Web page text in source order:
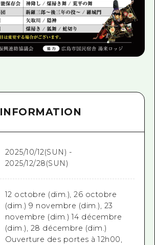
INFORMATION
2025/10/12(SUN) -
2025/12/28(SUN)
12 octobre (dim.), 26 octobre
(dim.) 9 novembre (dim.), 23
novembre (dim.) 14 décembre
(dim.), 28 décembre (dim.)
Ouverture des portes à 12h00,